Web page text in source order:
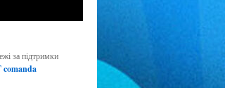
за підтримки
comanda